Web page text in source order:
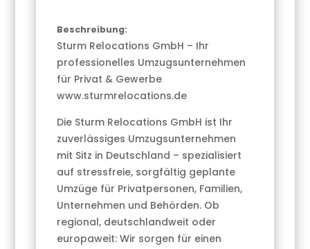
Beschreibung:
Sturm Relocations GmbH – Ihr
professionelles Umzugsunternehmen
für Privat & Gewerbe
www.sturmrelocations.de
Die Sturm Relocations GmbH ist Ihr
zuverlässiges Umzugsunternehmen
mit Sitz in Deutschland – spezialisiert
auf stressfreie, sorgfältig geplante
Umzüge für Privatpersonen, Familien,
Unternehmen und Behörden. Ob
regional, deutschlandweit oder
europaweit: Wir sorgen für einen